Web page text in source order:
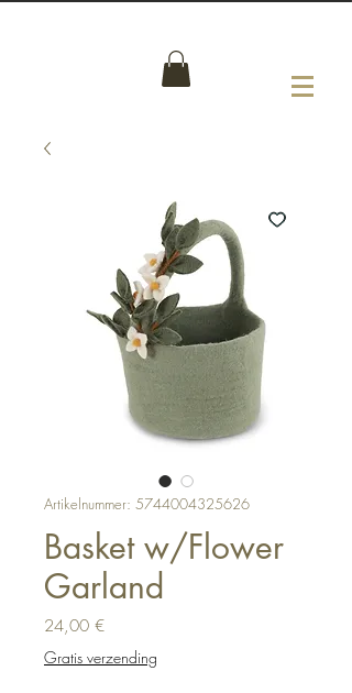
Artikelnummer: 5744004325626
Basket w/Flower
Garland
24,00 €Preis
Gratis verzending